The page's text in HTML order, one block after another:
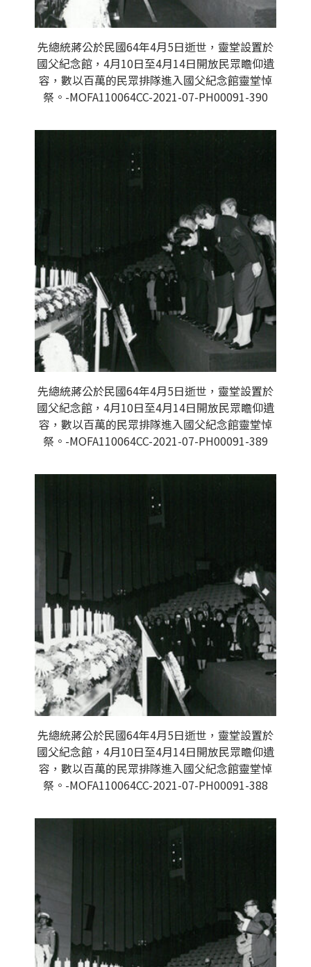
先總統蔣公於民國64年4月5日逝世，靈堂設置於
國父紀念館，4月10日至4月14日開放民眾瞻仰遺
容，數以百萬的民眾排隊進入國父紀念館靈堂悼
祭。-MOFA110064CC-2021-07-PH00091-390
先總統蔣公於民國64年4月5日逝世，靈堂設置於
國父紀念館，4月10日至4月14日開放民眾瞻仰遺
容，數以百萬的民眾排隊進入國父紀念館靈堂悼
祭。-MOFA110064CC-2021-07-PH00091-389
先總統蔣公於民國64年4月5日逝世，靈堂設置於
國父紀念館，4月10日至4月14日開放民眾瞻仰遺
容，數以百萬的民眾排隊進入國父紀念館靈堂悼
祭。-MOFA110064CC-2021-07-PH00091-388